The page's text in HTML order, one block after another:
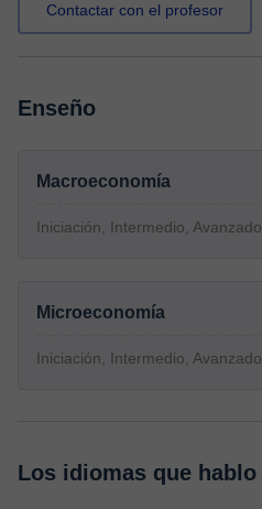
Contactar con el profesor
Enseño
Macroeconomía
Iniciación, Intermedio, Avanzado
Microeconomía
Iniciación, Intermedio, Avanzado
Los idiomas que hablo